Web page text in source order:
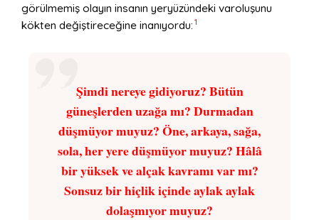
görülmemiş olayın insanın yeryüzündeki varoluşunu
kökten değiştireceğine inanıyordu: 1
Şimdi nereye gidiyoruz? Bütün
güneşlerden uzağa mı? Durmadan
düşmüyor muyuz? Öne, arkaya, sağa,
sola, her yere düşmüyor muyuz? Hâlâ
bir yüksek ve alçak kavramı var mı?
Sonsuz bir hiçlik içinde aylak aylak
dolaşmıyor muyuz?